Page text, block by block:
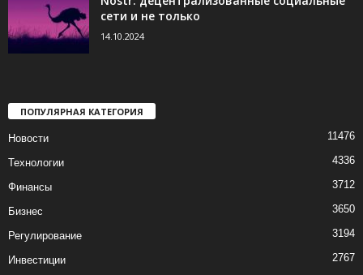
сети и не только
14.10.2024
ПОПУЛЯРНАЯ КАТЕГОРИЯ
Новости 11476
Технологии 4336
Финансы 3712
Бизнес 3650
Регулирование 3194
Инвестиции 2767